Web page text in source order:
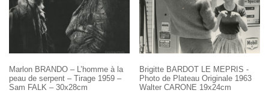
Marlon BRANDO – L’homme à la
peau de serpent – Tirage 1959 –
Sam FALK – 30x28cm
Brigitte BARDOT LE MEPRIS -
Photo de Plateau Originale 1963
Walter CARONE 19x24cm